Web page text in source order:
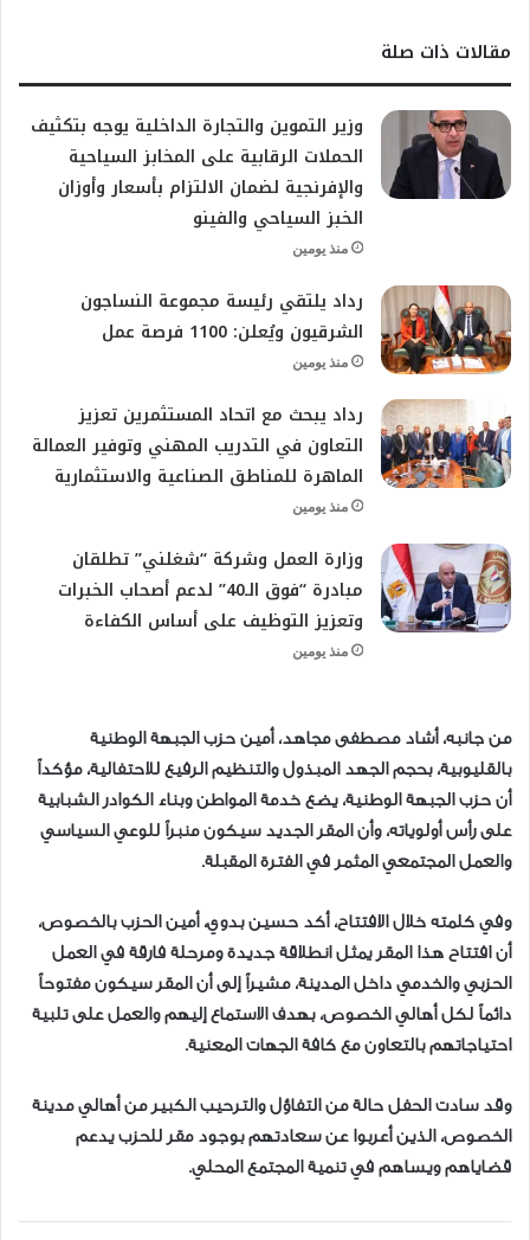
مقالات ذات صلة
وزير التموين والتجارة الداخلية يوجه بتكثيف
الحملات الرقابية على المخابز السياحية
والإفرنجية لضمان الالتزام بأسعار وأوزان
الخبز السياحي والفينو
منذ يومين
رداد يلتقي رئيسة مجموعة النساجون
الشرقيون ويُعلن: 1100 فرصة عمل
منذ يومين
رداد يبحث مع اتحاد المستثمرين تعزيز
التعاون في التدريب المهني وتوفير العمالة
الماهرة للمناطق الصناعية والاستثمارية
منذ يومين
وزارة العمل وشركة “شغلني” تطلقان
مبادرة “فوق الـ40” لدعم أصحاب الخبرات
وتعزيز التوظيف على أساس الكفاءة
منذ يومين
من جانبه، أشاد مصطفى مجاهد، أمين حزب الجبهة الوطنية
بالقليوبية، بحجم الجهد المبذول والتنظيم الرفيع للاحتفالية، مؤكداً
أن حزب الجبهة الوطنية، يضع خدمة المواطن وبناء الكوادر الشبابية
على رأس أولوياته، وأن المقر الجديد سيكون منبراً للوعي السياسي
والعمل المجتمعي المثمر في الفترة المقبلة.
وفي كلمته خلال الافتتاح، أكد حسين بدوي، أمين الحزب بالخصوص،
أن افتتاح هذا المقر يمثل انطلاقة جديدة ومرحلة فارقة في العمل
الحزبي والخدمي داخل المدينة، مشيراً إلى أن المقر سيكون مفتوحاً
دائماً لكل أهالي الخصوص، بهدف الاستماع إليهم والعمل على تلبية
احتياجاتهم بالتعاون مع كافة الجهات المعنية.
وقد سادت الحفل حالة من التفاؤل والترحيب الكبير من أهالي مدينة
الخصوص، الذين أعربوا عن سعادتهم بوجود مقر للحزب يدعم
قضاياهم ويساهم في تنمية المجتمع المحلي.